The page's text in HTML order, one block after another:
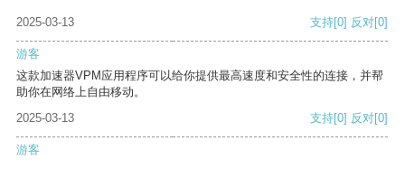
2025-03-13 支持[0] 反对[0]
游客
这款加速器VPM应用程序可以给你提供最高速度和安全性的连接，并帮
助你在网络上自由移动。
2025-03-13
支持[0] 反对[0]
游客